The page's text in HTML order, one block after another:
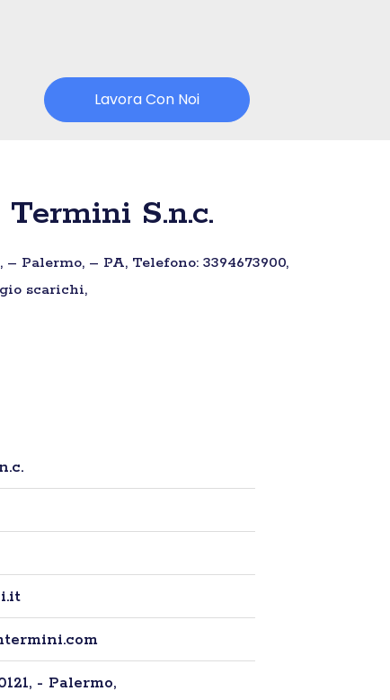
Lavora Con Noi
S.n.c.
Palermo, – PA, Telefono: 3394673900,
scarichi,
- Palermo,